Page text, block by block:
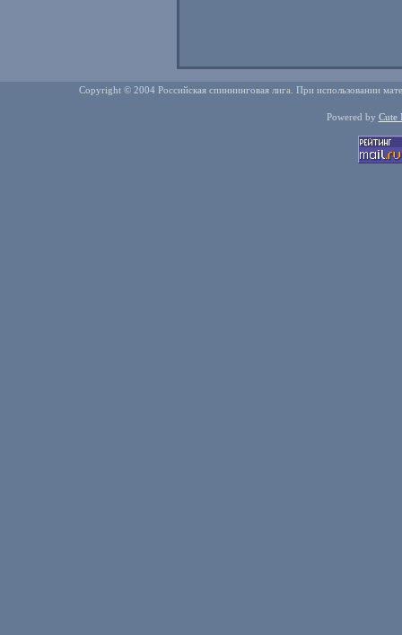
Copyright © 2004 Российская спиннинговая лига. При использовании
Powered by Cute